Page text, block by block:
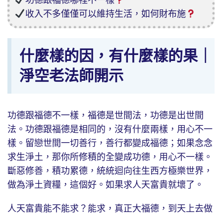
收入不多僅僅可以維持生活，如何財布施
什麼樣的因，有什麼樣的果｜
淨空老法師開示
功德跟福德不一樣，福德是世間法，功德是出世間
法。功德跟福德是相同的，沒有什麼兩樣，用心不一
樣。留戀世間一切善行，善行都變成福德；如果念念
求生淨土，那你所修積的全變成功德，用心不一樣。
斷惡修善，積功累德，統統迴向往生西方極樂世界，
做為淨土資糧，這個好。如果求人天富貴就壞了。
人天富貴能不能求？能求，真正大福德，到天上去做